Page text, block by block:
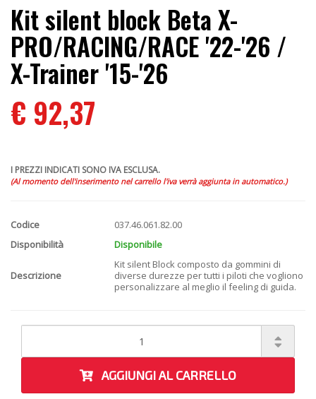
Kit silent block Beta X-
PRO/RACING/RACE '22-'26 /
X-Trainer '15-'26
€ 92,37
I PREZZI INDICATI SONO IVA ESCLUSA.
(Al momento dell'inserimento nel carrello l'iva verrà aggiunta in automatico.)
Codice
037.46.061.82.00
Disponibilità
Disponibile
Descrizione
Kit silent Block composto da gommini di
diverse durezze per tutti i piloti che vogliono
personalizzare al meglio il feeling di guida.
AGGIUNGI AL CARRELLO